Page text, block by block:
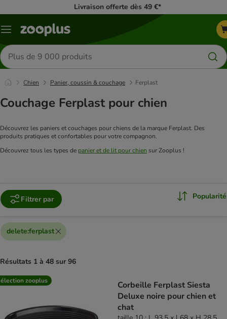
Livraison offerte dès 49 €*
Menu
Rechercher
des
produits
Chien Panier, coussin & couchage Ferplast
Couchage Ferplast pour chien
Découvrez les paniers et couchages pour chiens de la marque Ferplast. Des
produits pratiques et confortables pour votre compagnon.
Découvrez tous les types de panier et de lit pour chien sur Zooplus !
Filtrer par Popularité
delete:ferplast
Résultats 1 à 48 sur 96
product items have been changed
zooplus
Corbeille Ferplast Siesta
Deluxe noire pour chien et
chat